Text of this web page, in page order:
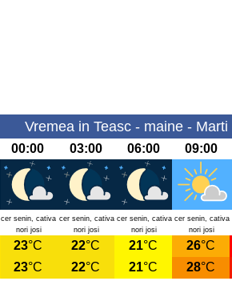
Vremea in Teasc - maine -
00:00 03:00 06:00 09:00
cer senin, cativa
nori josi
cer senin, cativa
nori josi
cer senin, cativa
nori josi
cer senin, cativa
nori josi
23°C 22°C 21°C 26°C
23°C 22°C 21°C 28°C